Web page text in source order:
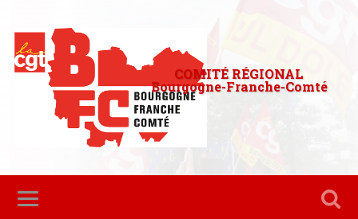
COMITÉ RÉGIONAL
Bourgogne-Franche-Comté